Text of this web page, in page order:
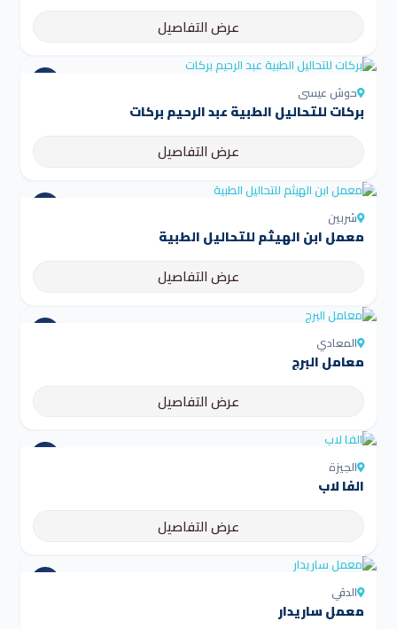
عرض التفاصيل
حوش عيسى
بركات للتحاليل الطبية عبد الرحيم بركات
عرض التفاصيل
شربين
عرض التفاصيل
المعادي
معامل البرج
عرض التفاصيل
الجيزة
الفا لاب
عرض التفاصيل
الدقي
معمل ساريدار